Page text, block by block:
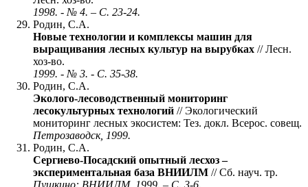
1998. - № 4. – С. 23-24.
Родин, С.А.
Новые технологии и комплексы машин для
выращивания лесных культур на вырубках // Лесн.
хоз-во.
1999. - № 3. - С. 35-38.
Родин, С.А.
Эколого-лесоводственный мониторинг
лесокультурных технологий // Экологический
мониторинг лесных экосистем: Тез. докл. Всерос. совещ.
Петрозаводск, 1999.
Родин, С.А.
Сергиево-Посадский опытный лесхоз –
экспериментальная база ВНИИЛМ // Сб. науч. тр.
Пушкино: ВНИИЛМ, 1999. – С. 3-6.